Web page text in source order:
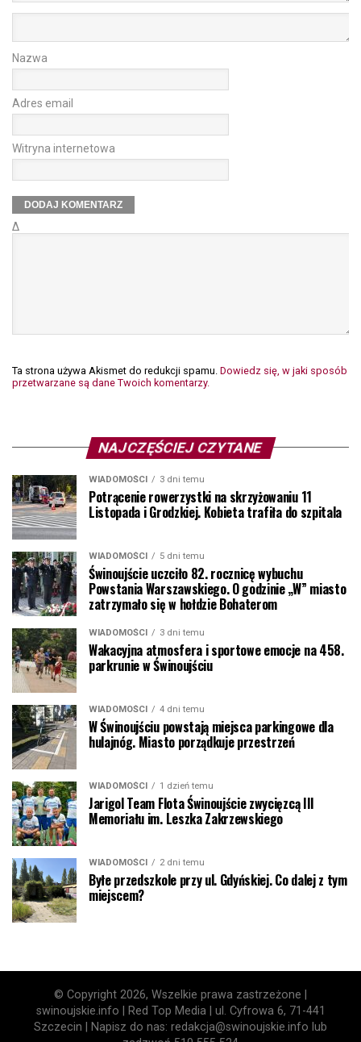
Nazwa
Adres email
Witryna internetowa
Δ
Ta strona używa Akismet do redukcji spamu. Dowiedz się, w jaki sposób
przetwarzane są dane Twoich komentarzy.
NAJCZĘŚCIEJ CZYTANE
WIADOMOŚCI 3 dni temu
Potrącenie rowerzystki na skrzyżowaniu 11
Listopada i Grodzkiej. Kobieta trafiła do szpitala
WIADOMOŚCI 5 dni temu
Świnoujście uczciło 82. rocznicę wybuchu
Powstania Warszawskiego. O godzinie „W” miasto
zatrzymało się w hołdzie Bohaterom
WIADOMOŚCI 3 dni temu
Wakacyjna atmosfera i sportowe emocje na 458.
parkrunie w Świnoujściu
WIADOMOŚCI 4 dni temu
W Świnoujściu powstają miejsca parkingowe dla
hulajnóg. Miasto porządkuje przestrzeń
WIADOMOŚCI 1 dzień temu
Jarigol Team Flota Świnoujście zwycięzcą III
Memoriału im. Leszka Zakrzewskiego
WIADOMOŚCI 2 dni temu
Byłe przedszkole przy ul. Gdyńskiej. Co dalej z tym
miejscem?
© Copyright 2026, Wszelkie prawa zastrzeżone |
swinoujskie.info | Red Top Media | ul. Cyfrowa 6, 71-441
Szczecin | Napisz do nas: redakcja@swinoujskie.info lub